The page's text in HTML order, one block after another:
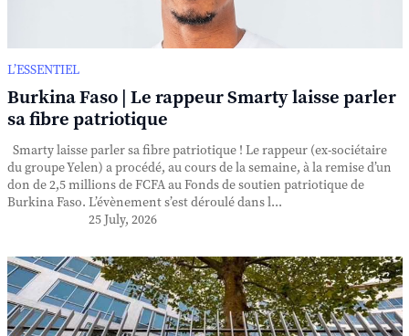
L’ESSENTIEL
Burkina Faso | Le rappeur Smarty laisse parler
sa fibre patriotique
Smarty laisse parler sa fibre patriotique ! Le rappeur (ex-sociétaire
du groupe Yelen) a procédé, au cours de la semaine, à la remise d’un
don de 2,5 millions de FCFA au Fonds de soutien patriotique de
Burkina Faso. L’évènement s’est déroulé dans l...
25 July, 2026